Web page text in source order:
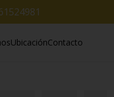
UbicaciónContacto